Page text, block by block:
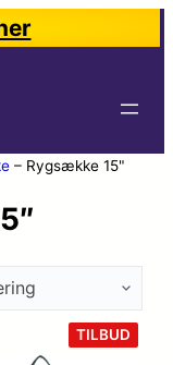
– Rygsække 15"
TILBUD
PÅ